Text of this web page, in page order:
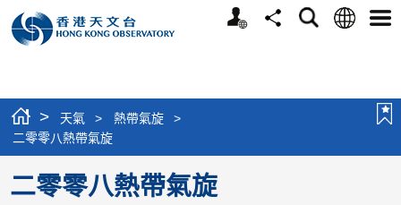
個
分
搜
語
選
> 天氣 > 熱帶氣旋
>
二零零八熱帶氣旋
二零零八熱帶氣旋